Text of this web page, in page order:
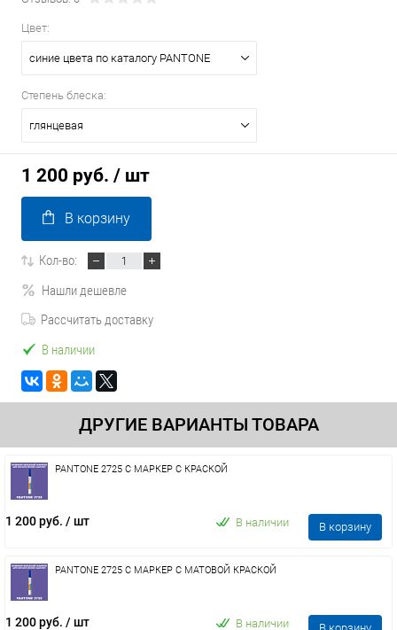
Цвет:
синие цвета по каталогу PANTONE
Степень блеска:
глянцевая
1 200 руб. / шт
В корзину
Кол-во:
Нашли дешевле
Рассчитать доставку
В наличии
ДРУГИЕ ВАРИАНТЫ ТОВАРА
PANTONE 2725 C МАРКЕР С КРАСКОЙ
1 200 руб. / шт В наличии В корзину
PANTONE 2725 C МАРКЕР С МАТОВОЙ КРАСКОЙ
1 200 руб. / шт В наличии